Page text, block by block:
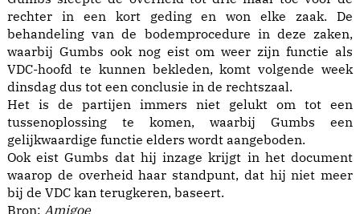
rechter in een kort geding en won elke zaak. De
behandeling van de bodemprocedure in deze zaken,
waarbij Gumbs ook nog eist om weer zijn functie als
VDC-hoofd te kunnen bekleden, komt volgende week
dinsdag dus tot een conclusie in de rechtszaal.
Het is de partijen immers niet gelukt om tot een
tussenoplossing te komen, waarbij Gumbs een
gelijkwaardige functie elders wordt aangeboden.
Ook eist Gumbs dat hij inzage krijgt in het document
waarop de overheid haar standpunt, dat hij niet meer
bij de VDC kan terugkeren, baseert.
Bron: Amigoe